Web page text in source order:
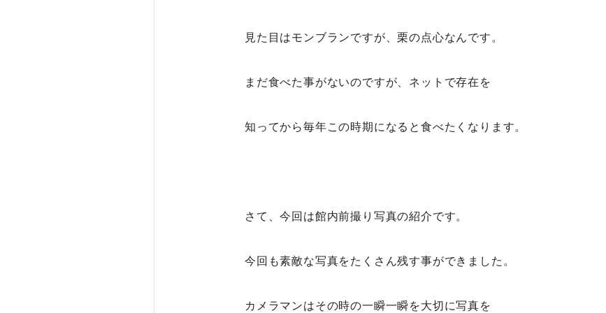
見た目はモンブランですが、栗の点心なんです。
まだ食べた事がないのですが、ネットで存在を
知ってから毎年この時期になると食べたくなります。
さて、今回は館内前撮り写真の紹介です。
今回も素敵な写真をたくさん残す事ができました。
カメラマンはその時の一瞬一瞬を大切に写真を